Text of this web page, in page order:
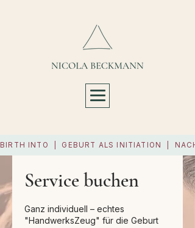
BIRTH INTO  |  GEBURT ALS INITIATION  |
Service buchen
Ganz individuell – echtes
"HandwerksZeug" für die Geburt